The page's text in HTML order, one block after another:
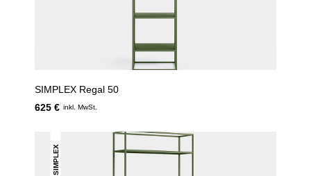
SIMPLEX Regal 50
625 € inkl. MwSt.
SIMPLEX